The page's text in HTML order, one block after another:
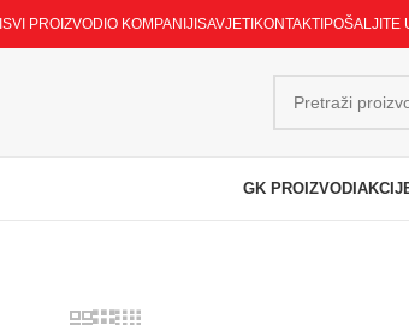
SVI PROIZVODI O KOMPANIJI SAVJETI KONTAKTI POŠALJITE
GK PROIZVODI